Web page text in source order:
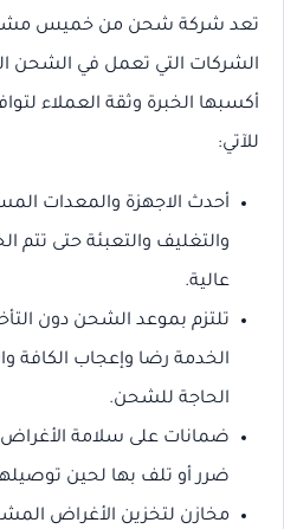
تعد شركة شحن من خميس
الشركات التي تعمل في الشحن
أكسبها الخبرة وثقة العملاء
للآتي:
أحدث الاجهزة والمعدات
والتغليف والتعبئة حتى تتم
عالية.
تلتزم بموعد الشحن دون
الخدمة رضا وإعجاب الكافة
الحاجة للشحن.
ضمانات على سلامة
ضرر أو تلف بها لحين
مخازن لتخزين الأغراض